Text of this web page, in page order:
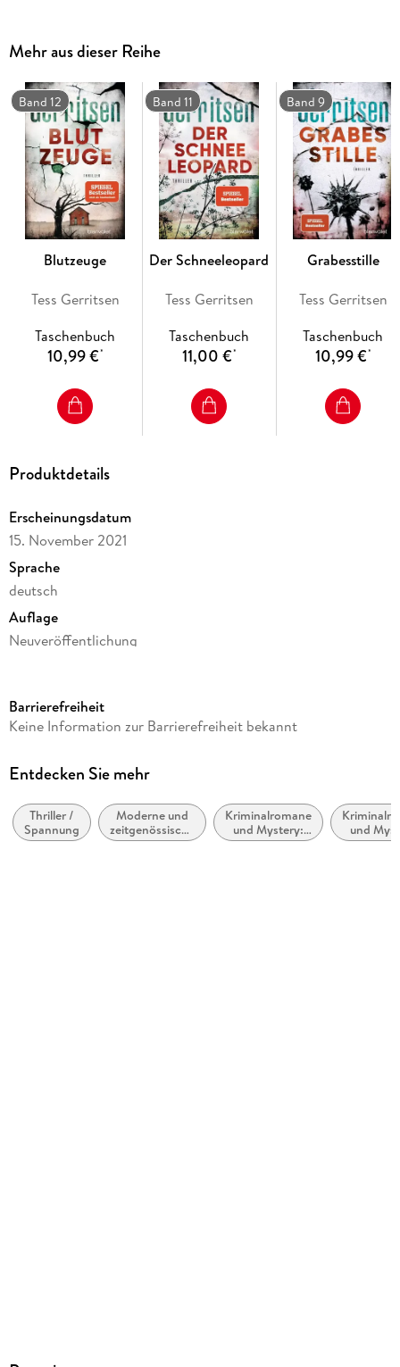
Jugendliche bangen um ihr Leben. Maura Isles, die eine
persönliche Verbindung zu Abendruh hat, ist vor Ort, als die
Bedrohung eskaliert . . .
Verpassen Sie auch nicht »Spy Coast - Die Spionin« und »Die
Sommergäste«, Tess Gerritsens brillante neue Thrillerreihe
über eine Gruppe aus ehemaligen Spionen, die noch lange
nicht zum alten Eisen gehören!
Mehr aus dieser Reihe
Band 12
Blutzeuge
Tess Gerritsen
Taschenbuch
10,99 €*
Band 11
Der Schneeleopard
Tess Gerritsen
Taschenbuch
11,00 €*
Band 9
Grabesstille
Tess Gerritsen
Taschenbuch
10,99 €*
Produktdetails
Erscheinungsdatum
15. November 2021
Sprache
deutsch
Auflage
Neuveröffentlichung
Reihe
Autor/Autorin
Übersetzung
Andreas Jäger
Barrierefreiheit
Keine Information zur Barrierefreiheit bekannt
Entdecken Sie mehr
Thriller /
Spannung
Moderne und
zeitgenössische
Belletristik:
Kriminalromane
und Mystery:
Polizeiarbeit &
und